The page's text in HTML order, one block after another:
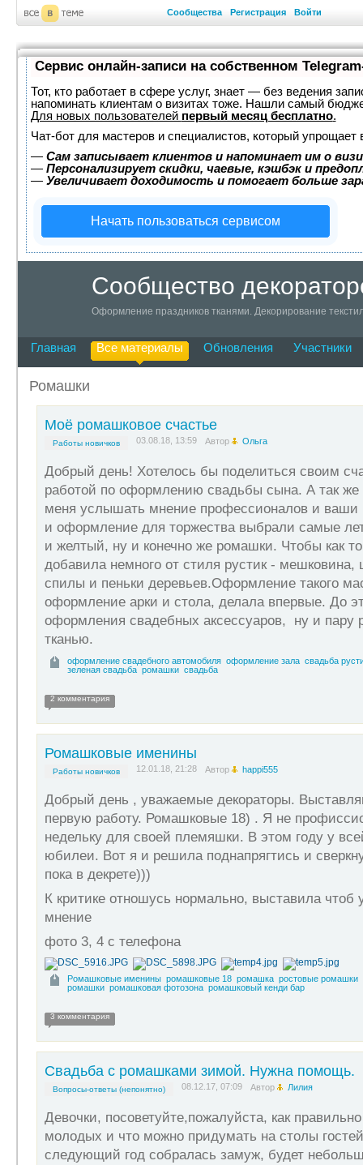
Сообщества Регистрация Войти
Сервис онлайн-записи на собственном
Тот, кто работает в сфере услуг, знает — без ведения
напоминать клиентам о визитах тоже. Нашли самый
Для новых пользователей первый месяц бесплатно.
Чат-бот для мастеров и специалистов, который упрощает
— Сам записывает клиентов и напоминает им о
— Персонализирует скидки, чаевые, кэшбэк и
— Увеличивает доходимость и помогает больше
Начать пользоваться сервисом
Сообщество
Оформление праздников тканями. Декорирование
Главная Все материалы Обновления Участники
Ромашки
Моё ромашковое счастье
Работы новичков 03.08.18, 13:59 Автор Ольга
Добрый день! Хотелось бы поделиться своим
работой по оформлению свадьбы сына. А так же
меня услышать мнение профессионалов и ваши
и оформление для торжества выбрали самые
и желтый, ну и конечно же ромашки. Чтобы как то
добавила немного от стиля рустик - мешковина,
спилы и пеньки деревьев.Оформление такого
оформление арки и стола, делала впервые. До
оформления свадебных аксессуаров, ну и пару
тканью.
оформление свадебного автомобиля оформление зала свадьба
зеленая свадьба ромашки свадьба
2 комментария
Ромашковые именины
Работы новичков 12.01.18, 21:28 Автор happi555
Добрый день , уважаемые декораторы.
первую работу. Ромашковые 18) . Я не
недельку для своей племяшки. В этом году у
юбилеи. Вот я и решила поднапрягтись и
пока в декрете)))
К критике отношусь нормально, выставила
мнение
фото 3, 4 с телефона
Ромашковые именины ромашковые 18 ромашка ростовые ромашки
ромашки ромашковая фотозона ромашковый кенди бар
3 комментария
Свадьба с ромашками зимой. Нужна помощь.
Вопросы-ответы (непонятно) 08.12.17, 07:09 Автор Лилия
Девочки, посоветуйте,пожалуйста, как
молодых и что можно придумать на столы
следующий год собралась замуж, будет